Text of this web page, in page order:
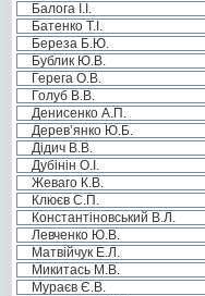
Балога І.І.
Батенко Т.І.
Береза Б.Ю.
Бублик Ю.В.
Герега О.В.
Голуб В.В.
Денисенко А.П.
Дерев’янко Ю.Б.
Дідич В.В.
Дубінін О.І.
Жеваго К.В.
Клюєв С.П.
Константіновський В.Л.
Левченко Ю.В.
Матвійчук Е.Л.
Микитась М.В.
Мураєв Є.В.